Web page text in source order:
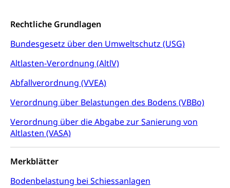
Rechtliche Grundlagen
Bundesgesetz über den Umweltschutz (USG)
Altlasten-Verordnung (AltlV)
Abfallverordnung (VVEA)
Verordnung über Belastungen des Bodens (VBBo)
Verordnung über die Abgabe zur Sanierung von
Altlasten (VASA)
Merkblätter
Bodenbelastung bei Schiessanlagen
Staat und Recht
Gleichstellung von Frau und Mann
Diskriminierung, Gleichstellungsbüro, Mobbing
Gleichstellung aller Geschlechter und
Lebensformen
Gleichstellung Menschen mit
Behinderungen
Schlichtungsbehörde Gleichstellung
Zivilverfahren
Zivilrecht, Zivilrechtspflege, Gerichtsverfahren
Bezirksgerichte: Aufgaben und Verfahren
Kosten im Zivilprozess
Betreibung und Konkurs
Bankrott, Schulden, Zahlungsunfähigkeit, Pfändung